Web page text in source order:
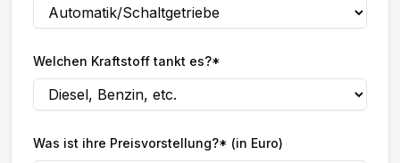
Welchen Kraftstoff tankt es?*
Was ist ihre Preisvorstellung?* (in Euro)